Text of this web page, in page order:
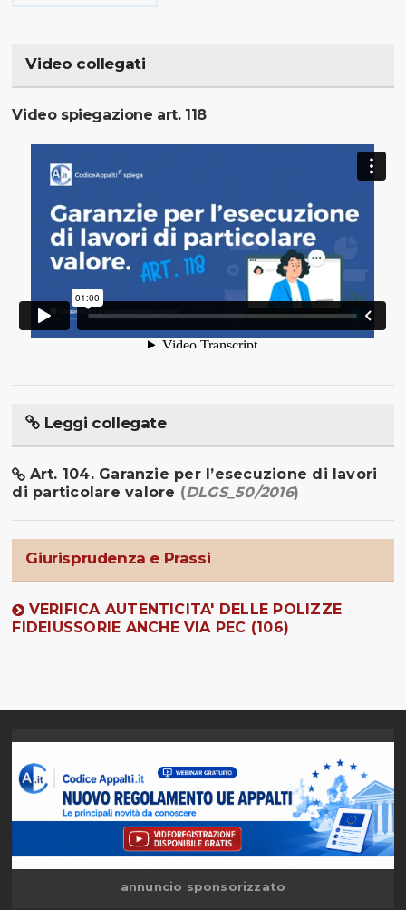
Video collegati
Video spiegazione art. 118
Leggi collegate
Art. 104. Garanzie per l’esecuzione di lavori
di particolare valore (DLGS_50/2016)
Giurisprudenza e Prassi
VERIFICA AUTENTICITA' DELLE POLIZZE
FIDEIUSSORIE ANCHE VIA PEC (106)
annuncio sponsorizzato